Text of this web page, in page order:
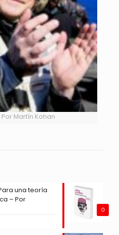
Martín Kohan
0
una teoría
– Por